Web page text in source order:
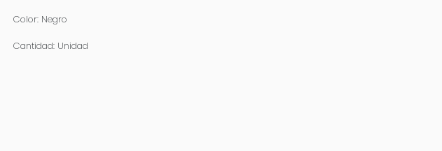
Color: Negro
Cantidad: Unidad